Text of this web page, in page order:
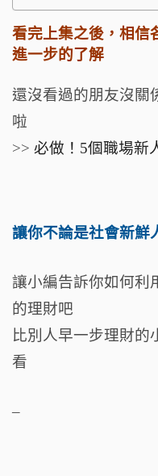
看完上集之後，相信
進一步的了解
還沒看過的朋友沒關
啦
>> 必做！5個職場新
讓你不論是社會新鮮
讓小編告訴你如何利
的理財吧
比別人早一步理財的
看
–